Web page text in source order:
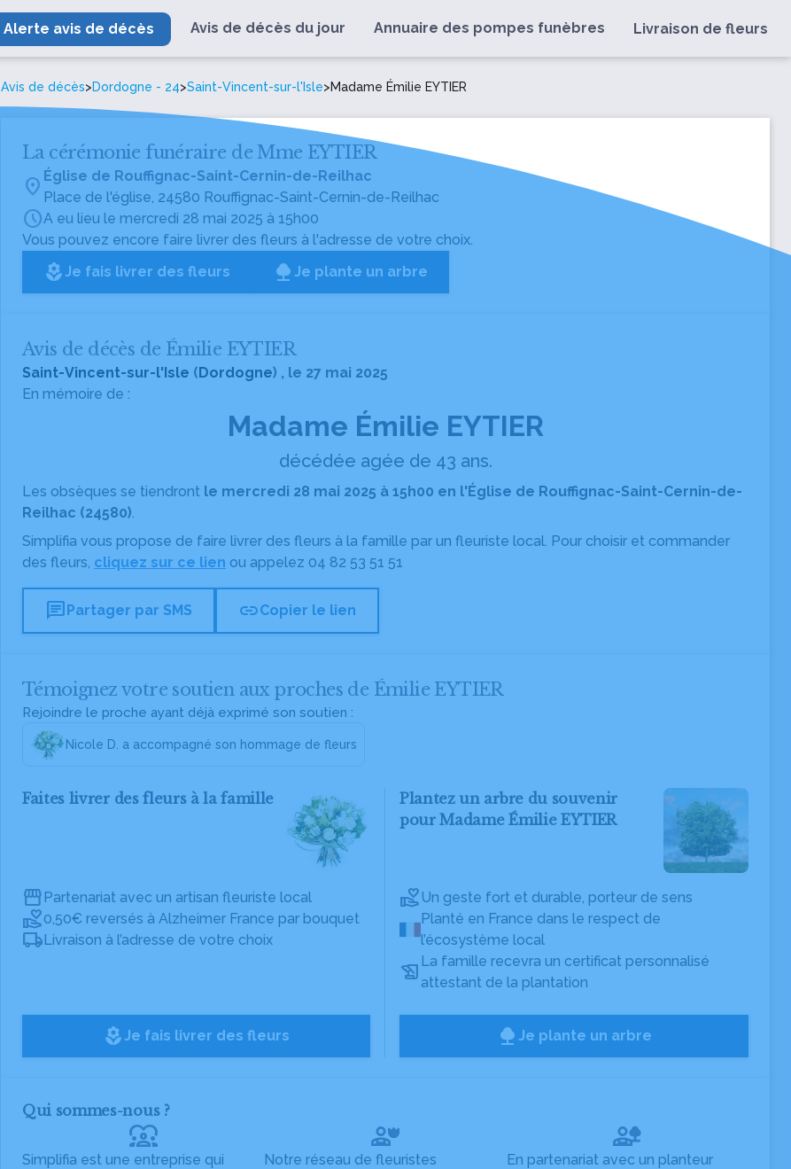
Alerte avis de décès Avis de décès du jour Annuaire des pompes funèbres Livraison de fleurs
Avis de décès>Dordogne - 24>Saint-Vincent-sur-l'Isle>Madame Émilie EYTIER
La cérémonie funéraire de Mme EYTIER
location_on Église de Rouffignac-Saint-Cernin-de-Reilhac
Place de l'église, 24580 Rouffignac-Saint-Cernin-de-Reilhac
scheduleA eu lieu le mercredi 28 mai 2025 à 15h00
Vous pouvez encore faire livrer des fleurs à l'adresse de votre choix.
local_florist Je fais livrer des fleurs Je plante un arbre
Avis de décès de Émilie EYTIER
Saint-Vincent-sur-l'Isle (Dordogne) , le 27 mai 2025
En mémoire de :
Madame Émilie EYTIER
décédée agée de 43 ans.
Les obsèques se tiendront le mercredi 28 mai 2025 à 15h00 en l'Église de Rouffignac-Saint-Cernin-de-
Reilhac (24580).
Simplifia vous propose de faire livrer des fleurs à la famille par un fleuriste local. Pour choisir et commander
des fleurs, cliquez sur ce lien ou appelez 04 82 53 51 51
chatPartager par SMS linkCopier le lien
Témoignez votre soutien aux proches de Émilie EYTIER
Rejoindre le proche ayant déjà exprimé son soutien :
Nicole D. a accompagné son hommage de fleurs
Faites livrer des fleurs à la famille
Partenariat avec un artisan fleuriste local
0,50€ reversés à Alzheimer France par bouquet
Livraison à l’adresse de votre choix
local_florist Je fais livrer des fleurs
Plantez un arbre du souvenir
pour Madame Émilie EYTIER
Un geste fort et durable, porteur de sens
Planté en France dans le respect de
l’écosystème local
La famille recevra un certificat personnalisé
attestant de la plantation
Je plante un arbre
Qui sommes-nous ?
diversity_1
Simplifia est une entreprise qui
Notre réseau de fleuristes
En partenariat avec un planteur